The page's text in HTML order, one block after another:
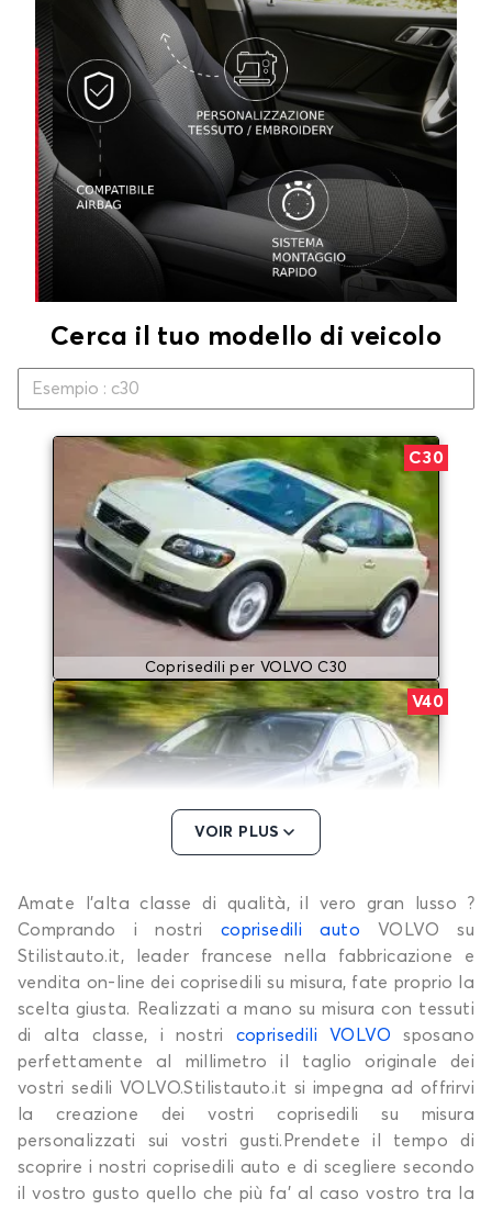
Cerca il tuo modello di veicolo
C30
Coprisedili per VOLVO C30
V40
Coprisedili per VOLVO V40
VOIR PLUS
Amate l’alta classe di qualità, il vero gran lusso ?
Comprando i nostri coprisedili auto VOLVO su
Stilistauto.it, leader francese nella fabbricazione e
vendita on-line dei coprisedili su misura, fate proprio la
scelta giusta. Realizzati a mano su misura con tessuti
di alta classe, i nostri coprisedili VOLVO sposano
perfettamente al millimetro il taglio originale dei
vostri sedili VOLVO.Stilistauto.it si impegna ad offrirvi
la creazione dei vostri coprisedili su misura
personalizzati sui vostri gusti.Prendete il tempo di
scoprire i nostri coprisedili auto e di scegliere secondo
il vostro gusto quello che più fa’ al caso vostro tra la